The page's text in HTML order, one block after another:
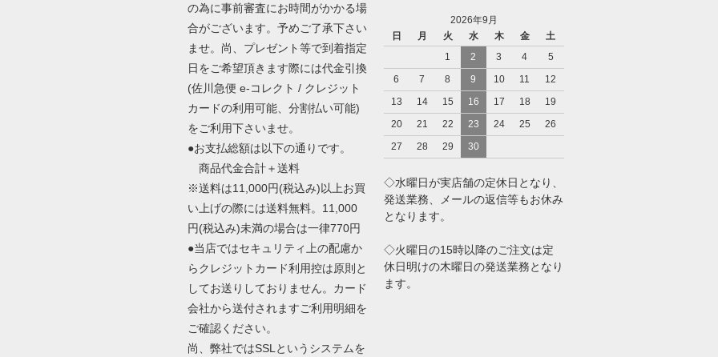
の為に事前審査にお時間がかかる場
合がございます。予めご了承下さい
ませ。尚、プレゼント等で到着指定
日をご希望頂きます際には代金引換
(佐川急便 e-コレクト / クレジット
カードの利用可能、分割払い可能)
をご利用下さいませ。
●お支払総額は以下の通りです。
商品代金合計＋送料
※送料は11,000円(税込み)以上お買
い上げの際には送料無料。11,000
円(税込み)未満の場合は一律770円
●当店ではセキュリティ上の配慮か
らクレジットカード利用控は原則と
してお送りしておりません。カード
会社から送付されますご利用明細を
ご確認ください。
尚、弊社ではSSLというシステムを
2026年9月
日
月 火 水 木 金
土
1
2 3 4
5
6
7 8 9 10 11
12
13
14 15 16 17 18
19
20
21 22 23 24 25
26
27
28 29 30
◇水曜日が実店舗の定休日となり、
発送業務、メールの返信等もお休み
となります。
◇火曜日の15時以降のご注文は定
休日明けの木曜日の発送業務となり
ます。